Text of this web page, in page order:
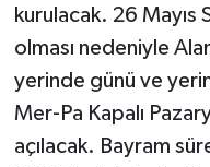
kurulacak. 26 Mayıs
olması nedeniyle
yerinde günü ve
Mer-Pa Kapalı
açılacak. Bayram